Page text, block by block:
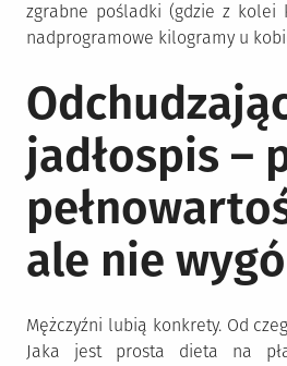
zgrabne pośladki (gdzie z kolei
nadprogramowe kilogramy u
jadłospis –
ale nie
Mężczyźni lubią konkrety. Od
Jaka jest prosta dieta na